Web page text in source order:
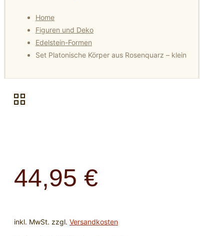
Home
Figuren und Deko
Edelstein-Formen
Set Platonische Körper aus Rosenquarz – klein
44,95 €
inkl. MwSt. zzgl. Versandkosten